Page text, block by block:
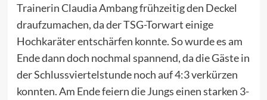
Trainerin Claudia Ambang frühzeitig den Deckel
draufzumachen, da der TSG-Torwart einige
Hochkaräter entschärfen konnte. So wurde es am
Ende dann doch nochmal spannend, da die Gäste in
der Schlussviertelstunde noch auf 4:3 verkürzen
konnten. Am Ende feiern die Jungs einen starken 3-